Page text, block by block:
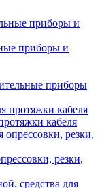
приборы и
приборы
кабеля
резки,